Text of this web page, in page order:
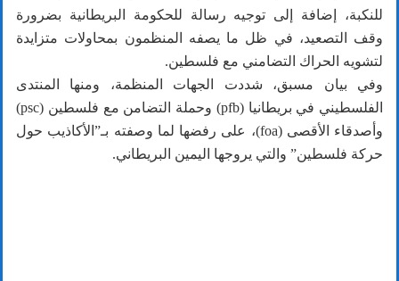
للنكبة، إضافة إلى توجيه رسالة للحكومة البريطانية بضرورة
وقف التصعيد، في ظل ما يصفه المنظمون بمحاولات متزايدة
لتشويه الحراك التضامني مع فلسطين.
وفي بيان مسبق، شددت الجهات المنظمة، ومنها المنتدى
الفلسطيني في بريطانيا (pfb) وحملة التضامن مع فلسطين (psc)
وأصدقاء الأقصى (foa)، على رفضها لما وصفته بـ”الأكاذيب حول
حركة فلسطين” والتي يروجها اليمين البريطاني.